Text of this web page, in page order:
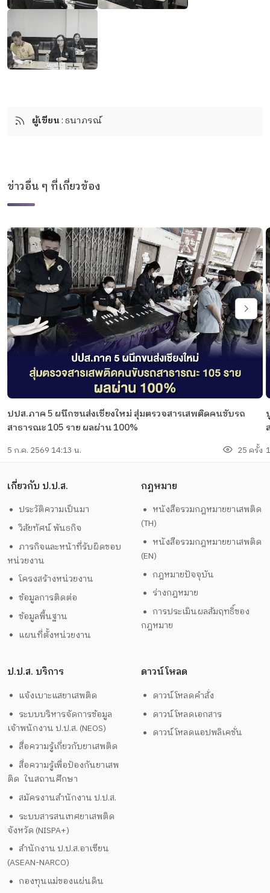
ผู้เขียน: ธนาภรณ์
ข่าวอื่น ๆ ที่เกี่ยวข้อง
ปปส.ภาค 5 ผนึกขนส่งเชียงใหม่ สุ่มตรวจสารเสพติดคนขับรถ
สาธารณะ 105 ราย ผลผ่าน 100%
5 ก.ค. 2569 14:13 น. 25 ครั้ง
เกี่ยวกับ ป.ป.ส.
ประวัติความเป็นมา
วิสัยทัศน์ พันธกิจ
ภารกิจและหน้าที่รับผิดชอบ
หน่วยงาน
โครงสร้างหน่วยงาน
ข้อมูลการติดต่อ
ข้อมูลพื้นฐาน
แผนที่ตั้งหน่วยงาน
กฎหมาย
หนังสือรวมกฎหมายยาเสพติด
(TH)
หนังสือรวมกฎหมายยาเสพติด
(EN)
กฎหมายปัจจุบัน
ร่างกฎหมาย
การประเมินผลสัมฤทธิ์ของ
กฎหมาย
ป.ป.ส. บริการ
แจ้งเบาะแสยาเสพติด
ระบบบริหารจัดการข้อมูล
เจ้าพนักงาน ป.ป.ส. (NEOS)
สื่อความรู้เกี่ยวกับยาเสพติด
สื่อความรู้เพื่อป้องกันยาเสพ
ติด ในสถานศึกษา
สมัครงานสำนักงาน ป.ป.ส.
ระบบสารสนเทศยาเสพติด
จังหวัด (NISPA+)
สำนักงาน ป.ป.ส.อาเซียน
(ASEAN-NARCO)
กองทุนแม่ของแผ่นดิน
ดาวน์โหลด
ดาวน์โหลดคำสั่ง
ดาวน์โหลดเอกสาร
ดาวน์โหลดแอปพลิเคชั่น